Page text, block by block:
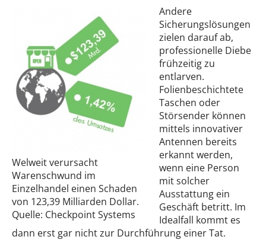
Welweit verursacht
Warenschwund im
Einzelhandel einen Schaden
von 123,39 Milliarden Dollar.
Quelle: Checkpoint Systems
Andere
Sicherungslösungen
zielen darauf ab,
professionelle Diebe
frühzeitig zu
entlarven.
Folienbeschichtete
Taschen oder
Störsender können
mittels innovativer
Antennen bereits
erkannt werden,
wenn eine Person
mit solcher
Ausstattung ein
Geschäft betritt. Im
Idealfall kommt es
dann erst gar nicht zur Durchführung einer Tat.